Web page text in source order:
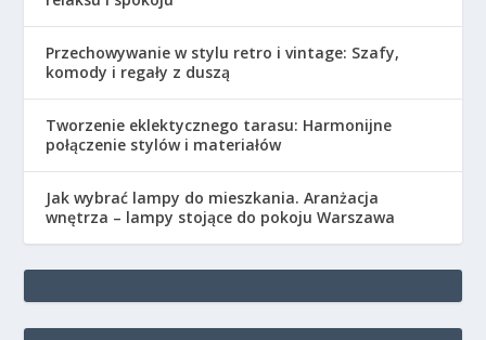
Przechowywanie w stylu retro i vintage: Szafy,
komody i regały z duszą
Tworzenie eklektycznego tarasu: Harmonijne
połączenie stylów i materiałów
Jak wybrać lampy do mieszkania. Aranżacja
wnętrza – lampy stojące do pokoju Warszawa